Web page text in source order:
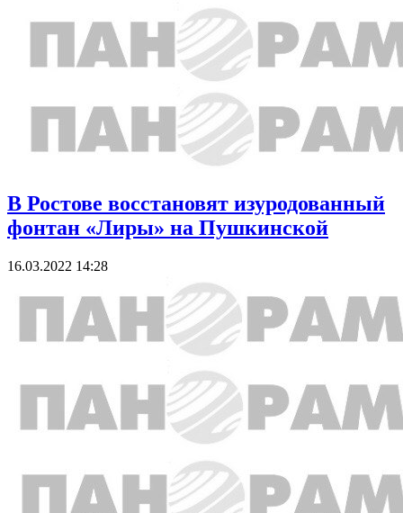
В Ростове восстановят изуродованный
фонтан «Лиры» на Пушкинской
16.03.2022 14:28